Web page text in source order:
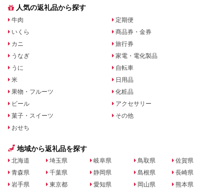
人気の返礼品から探す
牛肉
いくら
カニ
うなぎ
うに
米
果物・フルーツ
ビール
菓子・スイーツ
おせち
定期便
商品券・金券
旅行券
家電・電化製品
自転車
日用品
化粧品
アクセサリー
その他
地域から返礼品を探す
北海道
青森県
岩手県
埼玉県
千葉県
東京都
岐阜県
静岡県
愛知県
鳥取県
島根県
岡山県
佐賀県
長崎県
熊本県